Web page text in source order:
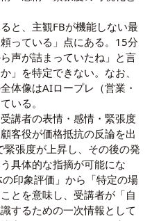
と、主観FBが機能しない最
っている」点にある。15分
声が詰まっていたね」と言
」を特定できない。なお、
体像はAIロープレ（営業・
いる。
講者の表情・感情・緊張度
客役が価格抵抗の反論を出
張度が上昇し、その後の発
具体的な指摘が可能にな
印象評価」から「特定の場
とを意味し、受講者が「自
するための一次情報として